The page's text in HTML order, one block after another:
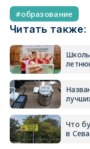
образование
Читать также:
Что
в